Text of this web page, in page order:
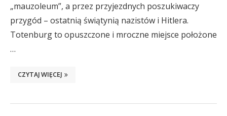
„mauzoleum”, a przez przyjezdnych poszukiwaczy
przygód – ostatnią świątynią nazistów i Hitlera.
Totenburg to opuszczone i mroczne miejsce położone
…
CZYTAJ WIĘCEJ